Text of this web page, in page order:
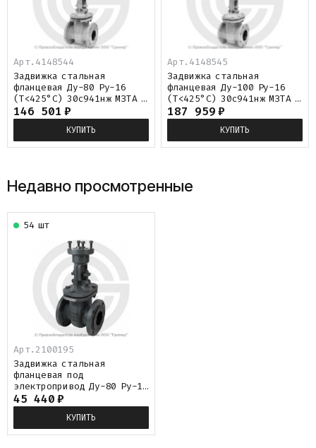
Арт.4148544
Задвижка стальная
фланцевая Ду-80 Ру-16
(Т<425°С) 30с941нж МЗТА с
электроприводом ГЗ-
А.70/24 (380 В)
146 501 ₽
КУПИТЬ
Арт.4148545
Задвижка стальная
фланцевая Ду-100 Ру-16
(Т<425°С) 30с941нж МЗТА с
электроприводом ГЗ-
А.100/24 (380 В)
187 959 ₽
КУПИТЬ
Недавно просмотренные
Арт. 2100195
54 шт
Задвижка стальная
фланцевая под
электропривод Ду-80 Ру-16
(Т<425°С) 30с941нж МЗТА
45 440 ₽
КУПИТЬ